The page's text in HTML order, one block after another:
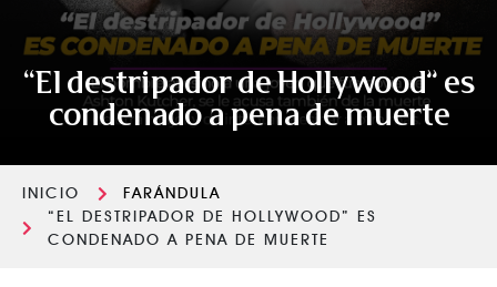
“El destripador de Hollywood” es
condenado a pena de muerte
INICIO
FARÁNDULA
“EL DESTRIPADOR DE HOLLYWOOD” ES
CONDENADO A PENA DE MUERTE